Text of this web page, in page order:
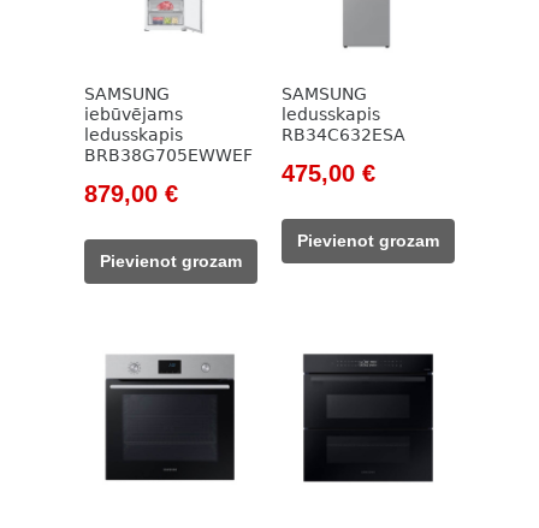
SAMSUNG
iebūvējams
ledusskapis
BRB38G705EWWEF
Original
was:
1
879,00 €Current
879,00 €.
Pievienot grozam
SAMSUNG
ledusskapis
RB34C632ESA
Original
was:
585,00 €.
475,00 €Current
475,00 €.
Pievienot grozam